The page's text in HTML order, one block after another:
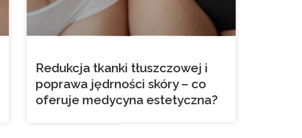
Redukcja tkanki tłuszczowej i
poprawa jędrności skóry – co
oferuje medycyna estetyczna?